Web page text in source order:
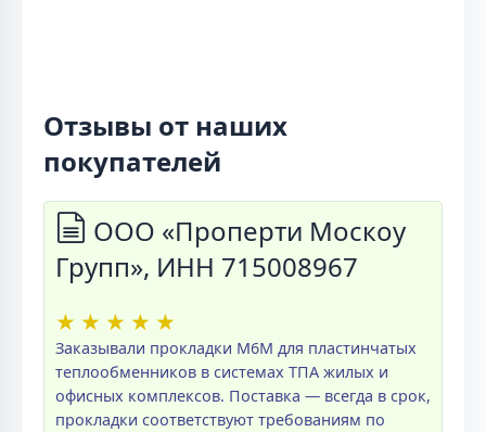
Отзывы от наших
покупателей
ООО «Проперти Москоу
Групп», ИНН 715008967
★ ★ ★ ★ ★
Заказывали прокладки M6M для пластинчатых
теплообменников в системах ТПА жилых и
офисных комплексов. Поставка — всегда в срок,
прокладки соответствуют требованиям по